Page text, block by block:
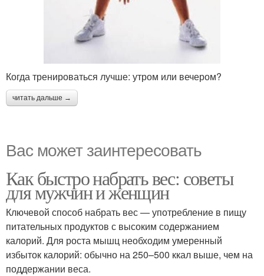
Когда тренироваться лучше: утром или вечером?
читать дальше →
Вас может заинтересовать
Как быстро набрать вес: советы
для мужчин и женщин
Ключевой способ набрать вес — употребление в пищу
питательных продуктов с высоким содержанием
калорий. Для роста мышц необходим умеренный
избыток калорий: обычно на 250–500 ккал выше, чем на
поддержании веса.